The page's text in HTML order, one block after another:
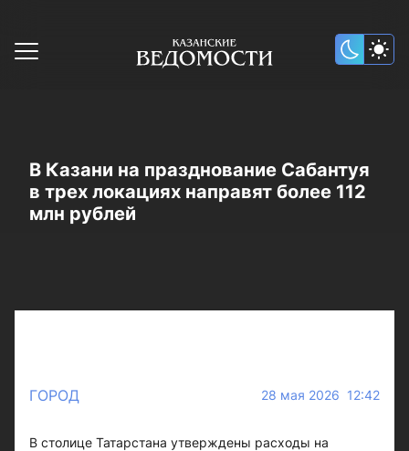
В Казани на празднование Сабантуя
в трех локациях направят более 112
млн рублей
ГОРОД 28 мая 2026 12:42
В столице Татарстана утверждены расходы на